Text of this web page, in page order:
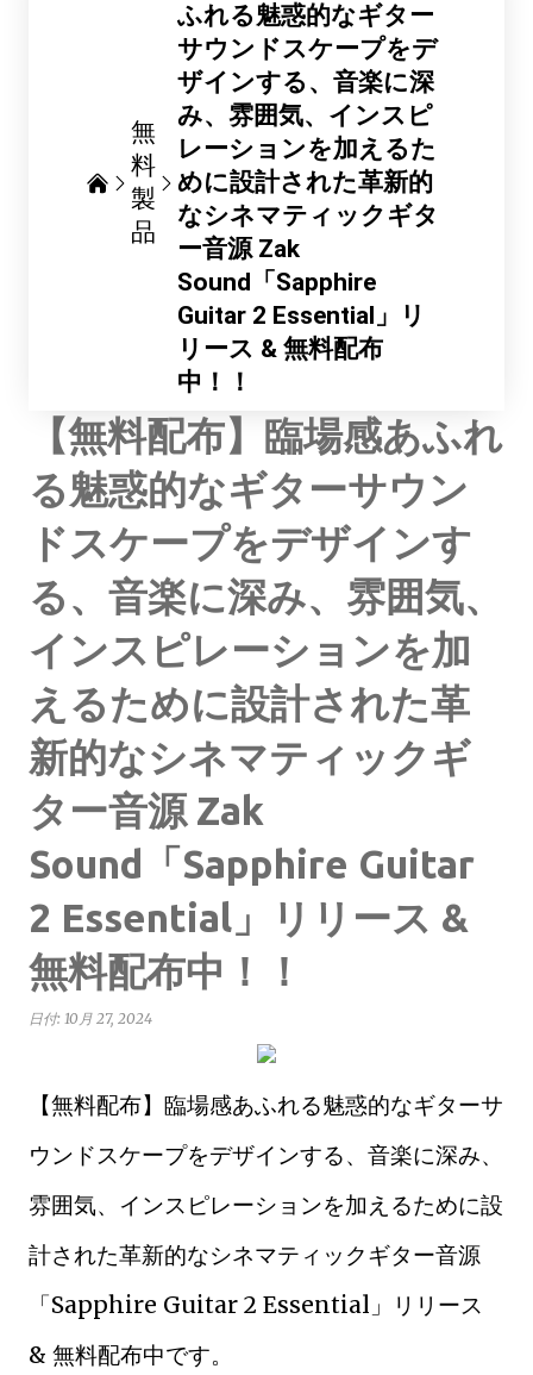
無
料
製
品
ふれる魅惑的なギター
サウンドスケープをデ
ザインする、音楽に深
み、雰囲気、インスピ
レーションを加えるた
めに設計された革新的
なシネマティックギタ
ー音源 Zak
Sound「Sapphire
Guitar 2 Essential」リ
リース & 無料配布
中！！
【無料配布】臨場感あふれ
る魅惑的なギターサウン
ドスケープをデザインす
る、音楽に深み、雰囲気、
インスピレーションを加
えるために設計された革
新的なシネマティックギ
ター音源 Zak
Sound「Sapphire Guitar
2 Essential」リリース &
無料配布中！！
日付: 10月 27, 2024
【無料配布】臨場感あふれる魅惑的なギターサ
ウンドスケープをデザインする、音楽に深み、
雰囲気、インスピレーションを加えるために設
計された革新的なシネマティックギター音源
「Sapphire Guitar 2 Essential」リリース
& 無料配布中です。